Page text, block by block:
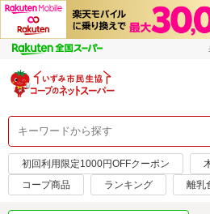
初回利用限定1000円OFFクーポン
コープ商品
ランキング 離乳